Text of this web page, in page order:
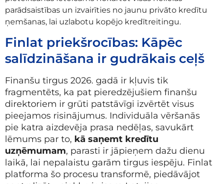
parādsaistības un izvairīties no jaunu privāto kredītu
ņemšanas, lai uzlabotu kopējo kredītreitingu.
Finlat priekšrocības: Kāpēc
salīdzināšana ir gudrākais ceļš
Finanšu tirgus 2026. gadā ir kļuvis tik
fragmentēts, ka pat pieredzējušiem finanšu
direktoriem ir grūti patstāvīgi izvērtēt visus
pieejamos risinājumus. Individuāla vēršanās
pie katra aizdevēja prasa nedēļas, savukārt
lēmums par to, kā saņemt kredītu
uzņēmumam, parasti ir jāpieņem dažu dienu
laikā, lai nepalaistu garām tirgus iespēju. Finlat
platforma šo procesu transformē, piedāvājot